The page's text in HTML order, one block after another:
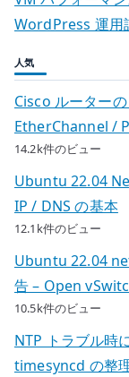
ン
WordPress 運用
人気
Cisco ルーター
EtherChannel /
14.2k件のビュー
Ubuntu 22.04
IP / DNS の基本
12.1k件のビュー
Ubuntu 22.04
告 – Open
10.5k件のビュー
NTP トラブル時
timesyncd の整